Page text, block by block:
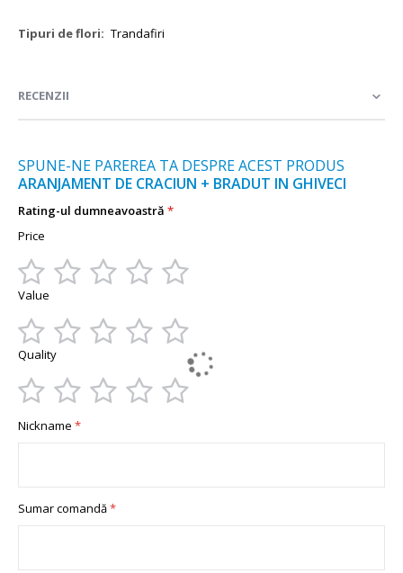
Mai
Trandafiri
RECENZII
SPUNE-NE PAREREA TA DESPRE ACEST PRODUS
ARANJAMENT DE CRACIUN + BRADUT IN GHIVECI
Rating-ul dumneavoastră
Price
1
2
3
4
5
Value
1
2
3
4
5
Quality
star
stars
stars
stars
stars
Nickname
Sumar comandă